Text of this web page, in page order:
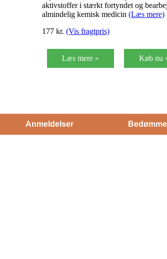
aktivstoffer i stærkt fortyndet og
almindelig kemisk medicin (Læs mere)
177 kr. (Vis fragtpris)
Læs mere » Køb nu
Anmeldelser